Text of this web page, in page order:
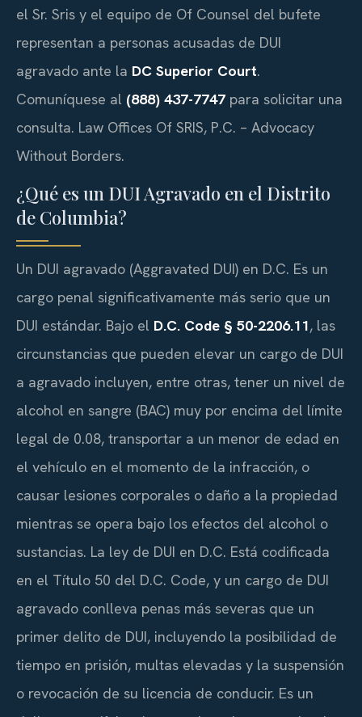
el Sr. Sris y el equipo de Of Counsel del bufete
representan a personas acusadas de DUI
agravado ante la DC Superior Court.
Comuníquese al (888) 437-7747 para solicitar una
consulta. Law Offices Of SRIS, P.C. – Advocacy
Without Borders.
¿Qué es un DUI Agravado en el Distrito
de Columbia?
Un DUI agravado (Aggravated DUI) en D.C. Es un
cargo penal significativamente más serio que un
DUI estándar. Bajo el D.C. Code § 50-2206.11, las
circunstancias que pueden elevar un cargo de DUI
a agravado incluyen, entre otras, tener un nivel de
alcohol en sangre (BAC) muy por encima del límite
legal de 0.08, transportar a un menor de edad en
el vehículo en el momento de la infracción, o
causar lesiones corporales o daño a la propiedad
mientras se opera bajo los efectos del alcohol o
sustancias. La ley de DUI en D.C. Está codificada
en el Título 50 del D.C. Code, y un cargo de DUI
agravado conlleva penas más severas que un
primer delito de DUI, incluyendo la posibilidad de
tiempo en prisión, multas elevadas y la suspensión
o revocación de su licencia de conducir. Es un